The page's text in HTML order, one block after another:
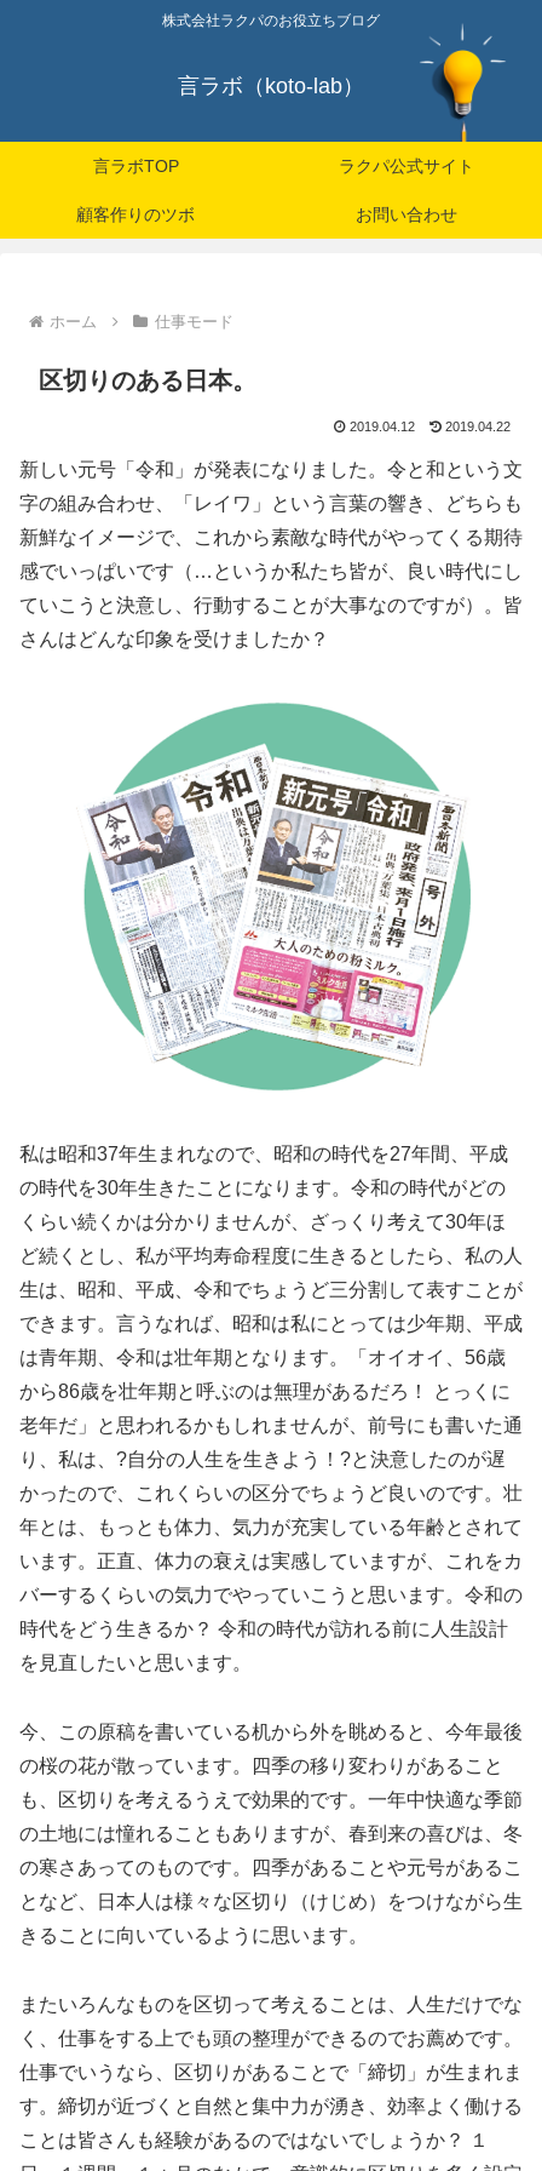
株式会社ラクパのお役立ちブログ
言ラボ（koto-lab）
言ラボTOP ラクパ公式サイト
顧客作りのツボ お問い合わせ
ホーム 仕事モード
区切りのある日本。
2019.04.12 2019.04.22
新しい元号「令和」が発表になりました。令と和という文
字の組み合わせ、「レイワ」という言葉の響き、どちらも
新鮮なイメージで、これから素敵な時代がやってくる期待
感でいっぱいです（…というか私たち皆が、良い時代にし
ていこうと決意し、行動することが大事なのですが）。皆
さんはどんな印象を受けましたか？
私は昭和37年生まれなので、昭和の時代を27年間、平成
の時代を30年生きたことになります。令和の時代がどの
くらい続くかは分かりませんが、ざっくり考えて30年ほ
ど続くとし、私が平均寿命程度に生きるとしたら、私の人
生は、昭和、平成、令和でちょうど三分割して表すことが
できます。言うなれば、昭和は私にとっては少年期、平成
は青年期、令和は壮年期となります。「オイオイ、56歳
から86歳を壮年期と呼ぶのは無理があるだろ！ とっくに
老年だ」と思われるかもしれませんが、前号にも書いた通
り、私は、?自分の人生を生きよう！?と決意したのが遅
かったので、これくらいの区分でちょうど良いのです。壮
年とは、もっとも体力、気力が充実している年齢とされて
います。正直、体力の衰えは実感していますが、これをカ
バーするくらいの気力でやっていこうと思います。令和の
時代をどう生きるか？ 令和の時代が訪れる前に人生設計
を見直したいと思います。
今、この原稿を書いている机から外を眺めると、今年最後
の桜の花が散っています。四季の移り変わりがあること
も、区切りを考えるうえで効果的です。一年中快適な季節
の土地には憧れることもありますが、春到来の喜びは、冬
の寒さあってのものです。四季があることや元号があるこ
となど、日本人は様々な区切り（けじめ）をつけながら生
きることに向いているように思います。
またいろんなものを区切って考えることは、人生だけでな
く、仕事をする上でも頭の整理ができるのでお薦めです。
仕事でいうなら、区切りがあることで「締切」が生まれま
す。締切が近づくと自然と集中力が湧き、効率よく働ける
ことは皆さんも経験があるのではないでしょうか？ １